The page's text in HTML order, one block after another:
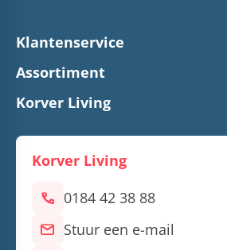
Klantenservice
Assortiment
Korver Living
Korver Living
call 0184 42 38 88
mail Stuur een e-mail